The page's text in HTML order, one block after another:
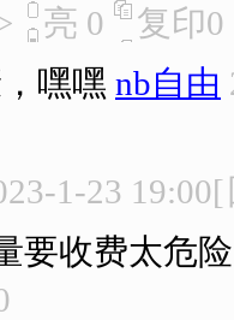
亮 0 复印0
嘿嘿 nb自由
1-23 19:00[
要收费太危险